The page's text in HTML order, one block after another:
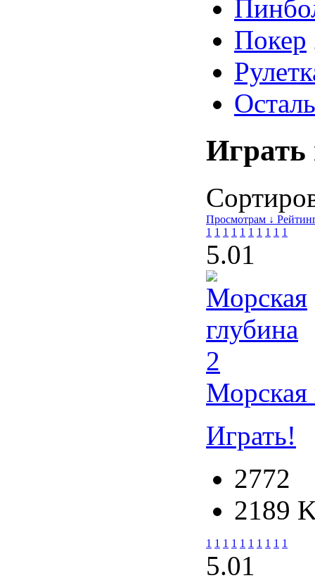
Покер
Играть
Просмотрам ↓
1 1 1 1 1 1 1 1 1 1
5.01
Морская
Играть!
2772
2189
1 1 1 1 1 1 1 1 1 1
5.01